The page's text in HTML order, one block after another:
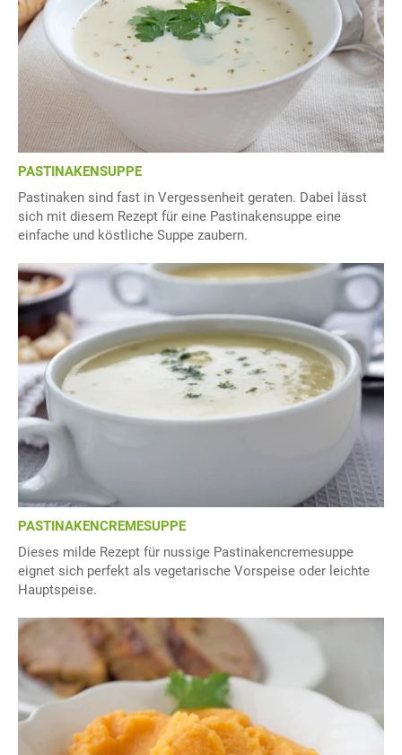
PASTINAKENSUPPE
Pastinaken sind fast in Vergessenheit geraten. Dabei lässt
sich mit diesem Rezept für eine Pastinakensuppe eine
einfache und köstliche Suppe zaubern.
PASTINAKENCREMESUPPE
Dieses milde Rezept für nussige Pastinakencremesuppe
eignet sich perfekt als vegetarische Vorspeise oder leichte
Hauptspeise.